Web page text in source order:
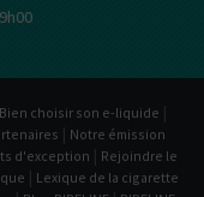
Bien choisir son e-liquide |
| Notre émission
d'exception | Rejoindre le
| Lexique de la cigarette